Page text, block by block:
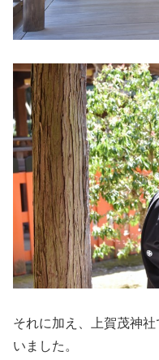
それに加え、上賀茂神
いました。